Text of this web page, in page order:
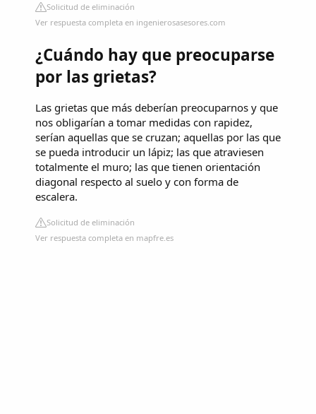
Solicitud de eliminación
Ver respuesta completa en ingenierosasesores.com
¿Cuándo hay que preocuparse
por las grietas?
Las grietas que más deberían preocuparnos y que
nos obligarían a tomar medidas con rapidez,
serían aquellas que se cruzan; aquellas por las que
se pueda introducir un lápiz; las que atraviesen
totalmente el muro; las que tienen orientación
diagonal respecto al suelo y con forma de
escalera.
Solicitud de eliminación
Ver respuesta completa en mapfre.es